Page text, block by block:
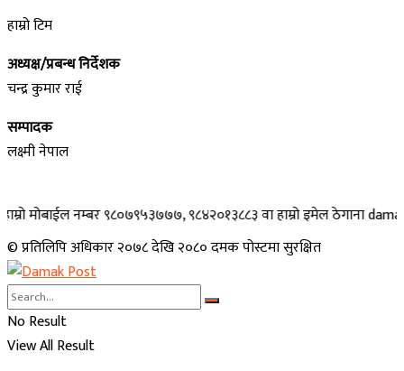
हाम्रो टिम
अध्यक्ष/प्रबन्ध निर्देशक
चन्द्र कुमार राई
सम्पादक
लक्ष्मी नेपाल
नम्बर ९८०७९५३७७७, ९८४२०१३८८३ वा हाम्रो इमेल ठेगाना
© प्रतिलिपि अधिकार २०७८ देखि २०८० दमक पोस्टमा सुरक्षित
No Result
View All Result